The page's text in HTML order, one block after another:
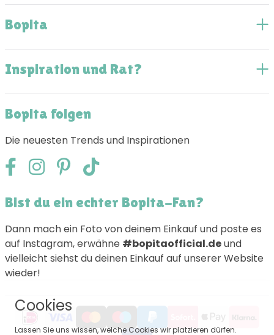
Bopita
Inspiration und Rat?
Bopita folgen
Die neuesten Trends und Inspirationen
Bist du ein echter Bopita-Fan?
Dann mach ein Foto von deinem Einkauf und poste es
auf Instagram, erwähne #bopitaofficial.deund
vielleicht siehst du deinen Einkauf auf unserer Website
wieder!
Cookies
Lassen Sie uns wissen, welche Cookies wir platzieren dürfen.